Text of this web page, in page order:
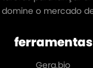
o mercado
ferramentas
Gera.bio